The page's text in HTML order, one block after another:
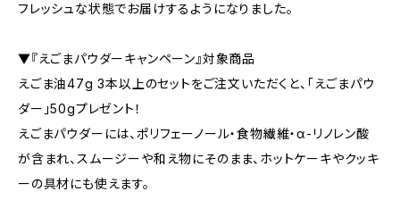
フレッシュな状態でお届けするようになりました。
▼『えごまパウダーキャンペーン』対象商品
えごま油47g 3本以上のセットをご注文いただくと、「えごまパウ
ダー」50gプレゼント！
えごまパウダーには、ポリフェーノール・食物繊維・α-リノレン酸
が含まれ、スムージーや和え物にそのまま、ホットケーキやクッキ
ーの具材にも使えます。